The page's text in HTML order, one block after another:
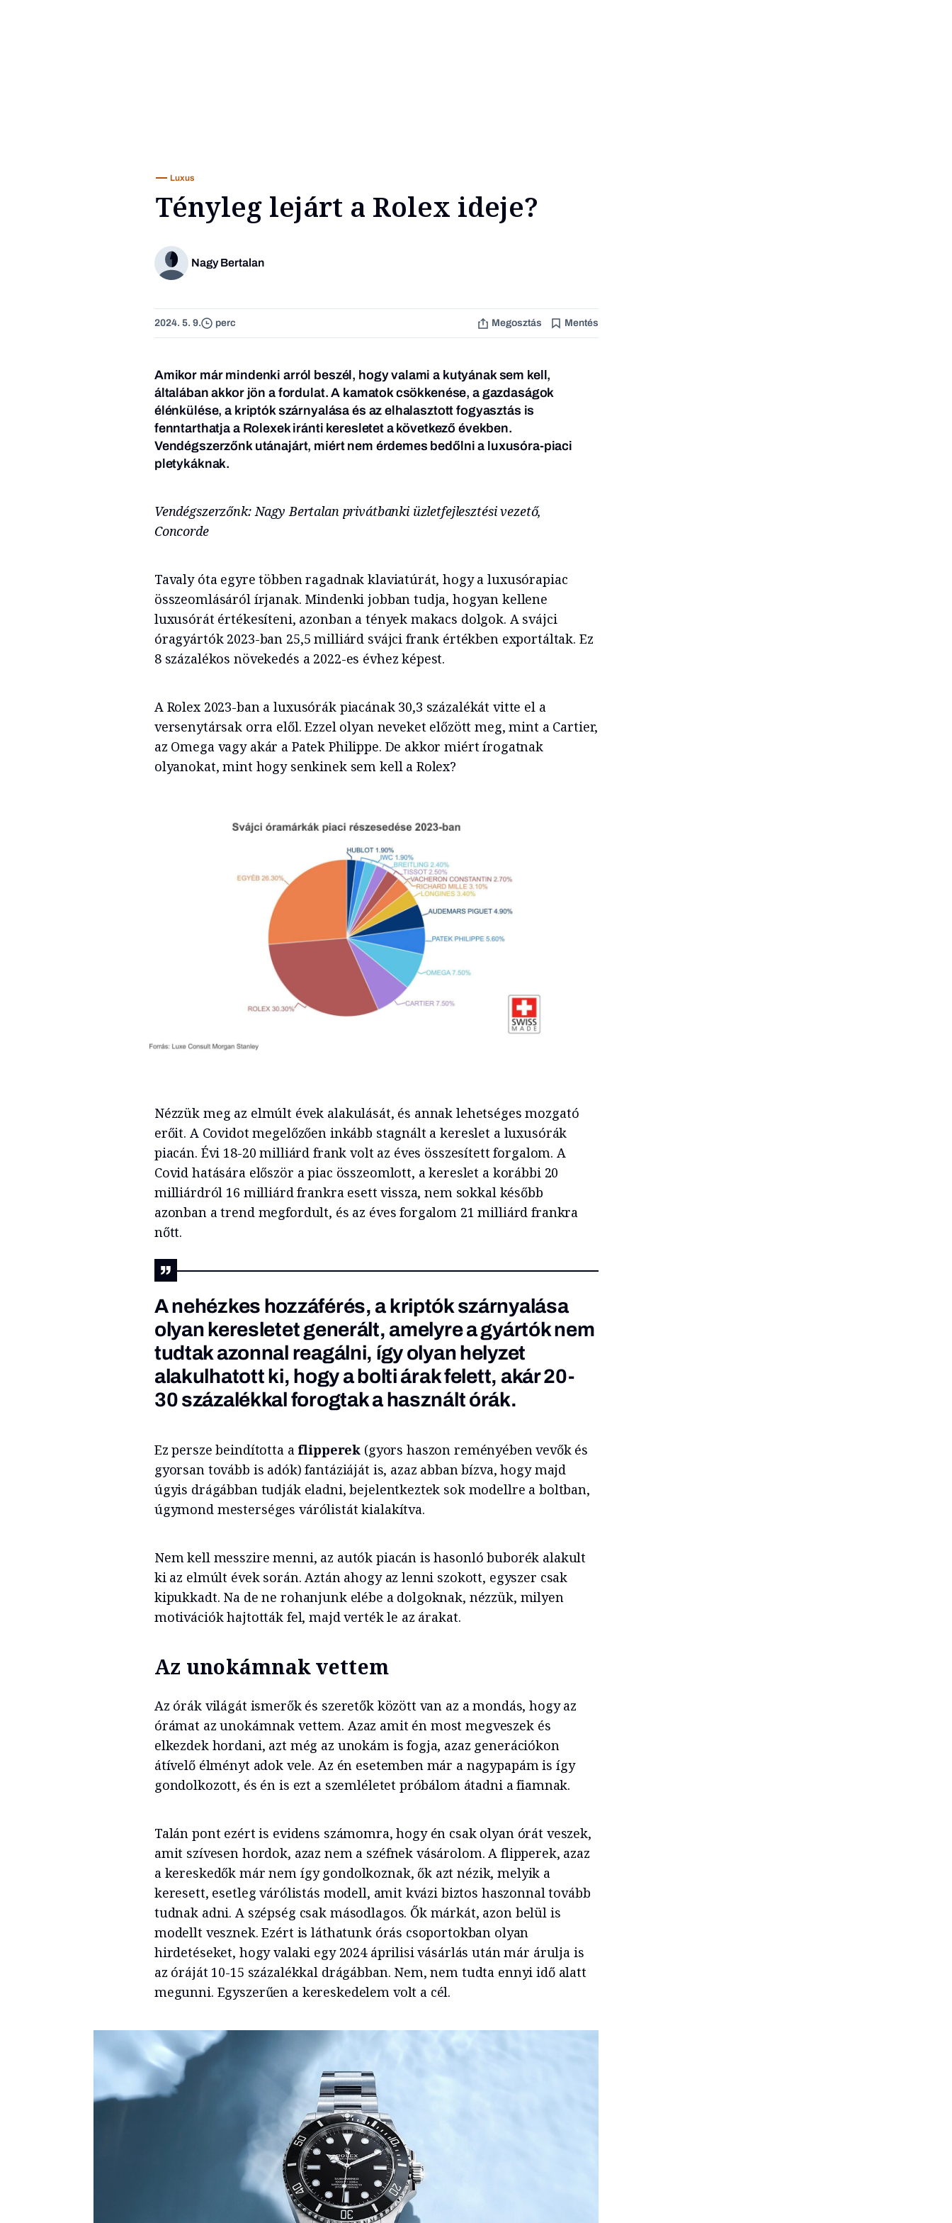
Luxus
Tényleg lejárt a Rolex ideje?
Nagy Bertalan
2024. 5. 9. perc Megosztás Mentés
Amikor már mindenki arról beszél, hogy valami a kutyának sem kell,
általában akkor jön a fordulat. A kamatok csökkenése, a gazdaságok
élénkülése, a kriptók szárnyalása és az elhalasztott fogyasztás is
fenntarthatja a Rolexek iránti keresletet a következő években.
Vendégszerzőnk utánajárt, miért nem érdemes bedőlni a luxusóra-piaci
pletykáknak.
Vendégszerzőnk: Nagy Bertalan privátbanki üzletfejlesztési vezető,
Concorde
Tavaly óta egyre többen ragadnak klaviatúrát, hogy a luxusórapiac
összeomlásáról írjanak. Mindenki jobban tudja, hogyan kellene
luxusórát értékesíteni, azonban a tények makacs dolgok. A svájci
óragyártók 2023-ban 25,5 milliárd svájci frank értékben exportáltak. Ez
8 százalékos növekedés a 2022-es évhez képest.
A Rolex 2023-ban a luxusórák piacának 30,3 százalékát vitte el a
versenytársak orra elől. Ezzel olyan neveket előzött meg, mint a Cartier,
az Omega vagy akár a Patek Philippe. De akkor miért írogatnak
olyanokat, mint hogy senkinek sem kell a Rolex?
Nézzük meg az elmúlt évek alakulását, és annak lehetséges mozgató
erőit. A Covidot megelőzően inkább stagnált a kereslet a luxusórák
piacán. Évi 18-20 milliárd frank volt az éves összesített forgalom. A
Covid hatására először a piac összeomlott, a kereslet a korábbi 20
milliárdról 16 milliárd frankra esett vissza, nem sokkal később
azonban a trend megfordult, és az éves forgalom 21 milliárd frankra
nőtt.
A nehézkes hozzáférés, a kriptók szárnyalása
olyan keresletet generált, amelyre a gyártók nem
tudtak azonnal reagálni, így olyan helyzet
alakulhatott ki, hogy a bolti árak felett, akár 20-
30 százalékkal forogtak a használt órák.
Ez persze beindította a flipperek (gyors haszon reményében vevők és
gyorsan tovább is adók) fantáziáját is, azaz abban bízva, hogy majd
úgyis drágábban tudják eladni, bejelentkeztek sok modellre a boltban,
úgymond mesterséges várólistát kialakítva.
Nem kell messzire menni, az autók piacán is hasonló buborék alakult
ki az elmúlt évek során. Aztán ahogy az lenni szokott, egyszer csak
kipukkadt. Na de ne rohanjunk elébe a dolgoknak, nézzük, milyen
motivációk hajtották fel, majd verték le az árakat.
Az unokámnak vettem
Az órák világát ismerők és szeretők között van az a mondás, hogy az
órámat az unokámnak vettem. Azaz amit én most megveszek és
elkezdek hordani, azt még az unokám is fogja, azaz generációkon
átívelő élményt adok vele. Az én esetemben már a nagypapám is így
gondolkozott, és én is ezt a szemléletet próbálom átadni a fiamnak.
Talán pont ezért is evidens számomra, hogy én csak olyan órát veszek,
amit szívesen hordok, azaz nem a széfnek vásárolom. A flipperek, azaz
a kereskedők már nem így gondolkoznak, ők azt nézik, melyik a
keresett, esetleg várólistás modell, amit kvázi biztos haszonnal tovább
tudnak adni. A szépség csak másodlagos. Ők márkát, azon belül is
modellt vesznek. Ezért is láthatunk órás csoportokban olyan
hirdetéseket, hogy valaki egy 2024 áprilisi vásárlás után már árulja is
az óráját 10-15 százalékkal drágábban. Nem, nem tudta ennyi idő alatt
megunni. Egyszerűen a kereskedelem volt a cél.